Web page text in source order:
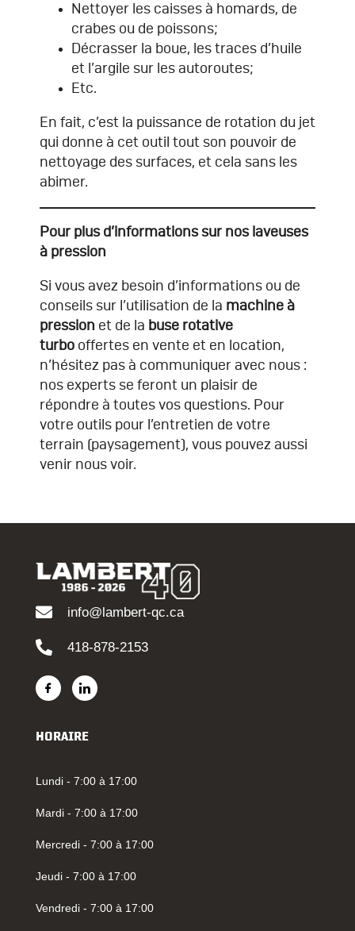
Nettoyer les caisses à homards, de
crabes ou de poissons;
Décrasser la boue, les traces d’huile
et l’argile sur les autoroutes;
Etc.
En fait, c’est la puissance de rotation du jet
qui donne à cet outil tout son pouvoir de
nettoyage des surfaces, et cela sans les
abimer.
Pour plus d’informations sur nos laveuses
à pression
Si vous avez besoin d’informations ou de
conseils sur l’utilisation de la machine à
pression et de la buse rotative
turbo offertes en vente et en location,
n’hésitez pas à communiquer avec nous :
nos experts se feront un plaisir de
répondre à toutes vos questions. Pour
votre outils pour l’entretien de votre
terrain (paysagement), vous pouvez aussi
venir nous voir.
info@lambert-qc.ca
418-878-2153
HORAIRE
Lundi - 7:00 à 17:00
Mardi - 7:00 à 17:00
Mercredi - 7:00 à 17:00
Jeudi - 7:00 à 17:00
Vendredi - 7:00 à 17:00